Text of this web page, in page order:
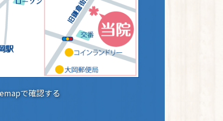
で確認する